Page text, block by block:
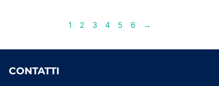
1 2 3 4 5 6 →
CONTATTI